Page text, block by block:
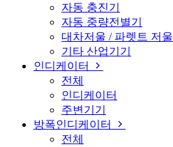
자동 충진기
자동 중량전별기
대차저울 / 파렛트 저울
기타 산업기기
인디케이터
전체
인디케이터
주변기기
방폭인디케이터
전체